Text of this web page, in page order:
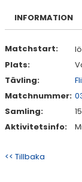
DOKUMENT
INFORMATION
Matchstart:
Plats:
Tävling:
Matchnummer:
Samling:
Aktivitetsinfo:
<< Tillbaka